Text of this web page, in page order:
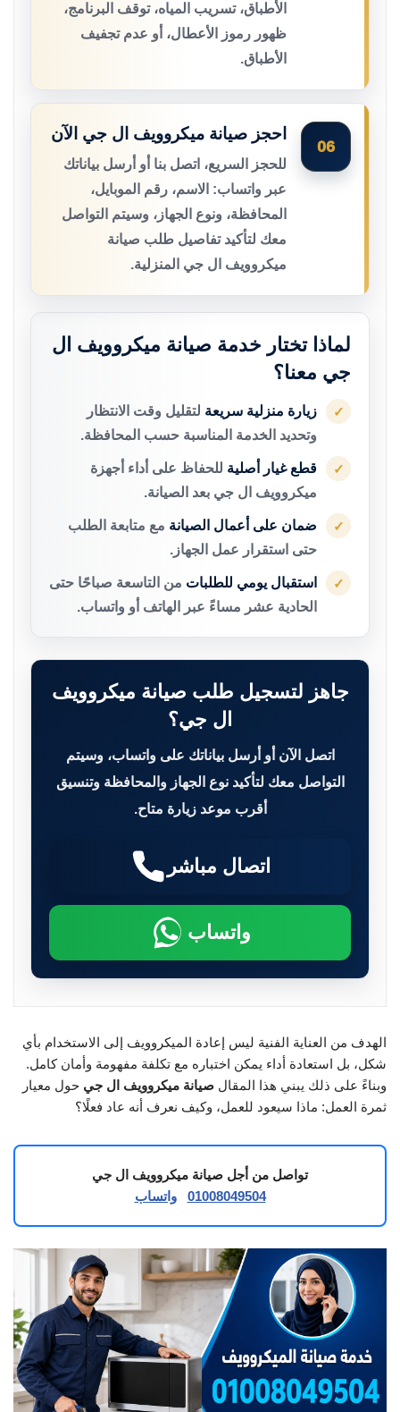
الأطباق، تسريب المياه، توقف البرنامج،
ظهور رموز الأعطال، أو عدم تجفيف
الأطباق.
06
احجز صيانة ميكروويف ال جي الآن
للحجز السريع، اتصل بنا أو أرسل بياناتك
عبر واتساب: الاسم، رقم الموبايل،
المحافظة، ونوع الجهاز، وسيتم التواصل
معك لتأكيد تفاصيل طلب صيانة
ميكروويف ال جي المنزلية.
لماذا تختار خدمة صيانة ميكروويف ال
جي معنا؟
✓ زيارة منزلية سريعة لتقليل وقت الانتظار
وتحديد الخدمة المناسبة حسب المحافظة.
✓ قطع غيار أصلية للحفاظ على أداء أجهزة
ميكروويف ال جي بعد الصيانة.
✓ ضمان على أعمال الصيانة مع متابعة الطلب
حتى استقرار عمل الجهاز.
✓ استقبال يومي للطلبات من التاسعة صباحًا حتى
الحادية عشر مساءً عبر الهاتف أو واتساب.
جاهز لتسجيل طلب صيانة ميكروويف
ال جي؟
اتصل الآن أو أرسل بياناتك على واتساب، وسيتم
التواصل معك لتأكيد نوع الجهاز والمحافظة وتنسيق
أقرب موعد زيارة متاح.
اتصال مباشر
واتساب
الهدف من العناية الفنية ليس إعادة الميكروويف إلى الاستخدام بأي
شكل، بل استعادة أداء يمكن اختباره مع تكلفة مفهومة وأمان كامل.
وبناءً على ذلك يبني هذا المقال صيانة ميكروويف ال جي حول معيار
ثمرة العمل: ماذا سيعود للعمل، وكيف نعرف أنه عاد فعلًا؟
تواصل من أجل صيانة ميكروويف ال جي
01008049504
واتساب